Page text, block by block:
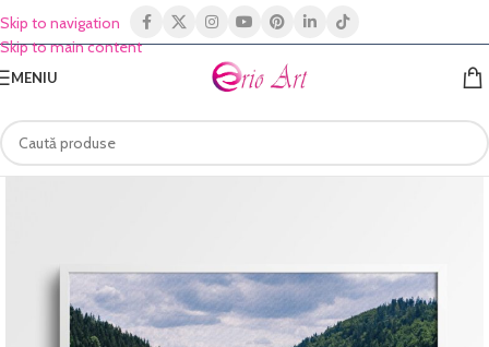
Skip to navigation
Skip to main content
MENIU